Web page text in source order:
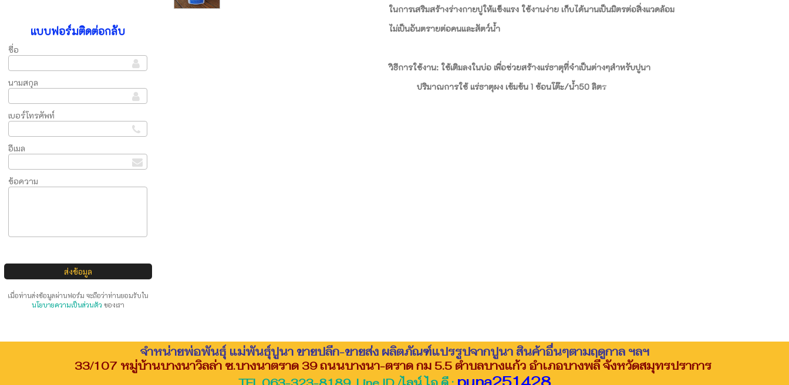
แบบฟอร์มติดต่อกลับ
ชื่อ
นามสกุล
เบอร์โทรศัพท์
อีเมล
ข้อความ
เมื่อท่านส่งข้อมูลผ่านฟอร์ม จะถือว่าท่านยอมรับใน
นโยบายความเป็นส่วนตัว ของเรา
ในการเสริมสร้างร่างกายปูให้แข็งแรง ใช้งานง่าย เก็บได้นานเป็นมิตรต่อสิ่งแวดล้อม
ไม่เป็นอันตรายต่อคนและสัตว์น้ำ
วิธีการใช้งาน: ใช้เติมลงในบ่อ เพื่อช่วยสร้างแร่ธาตุที่จำเป็นต่างๆสำหรับปูนา
ปริมาณการใช้ แร่ธาตุผง เข้มข้น 1 ช้อนโต๊ะ/น้ำ50 ลิตร
จำหน่ายพ่อพันธุ์ แม่พันธุ์ปูนา ขายปลีก-ขายส่ง ผลิตภัณฑ์แปรรูปจากปูนา สินค้าอื่นๆตามฤดูกาล ฯลฯ
33/107 หมู่บ้านบางนาวิลล่า ซ.บางนาตราด 39 ถนนบางนา-ตราด กม 5.5 ตำบลบางแก้ว อำเภอบางพลี จังหวัดสมุทรปราการ